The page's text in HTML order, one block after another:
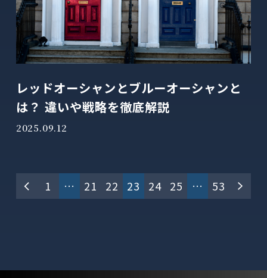
レッドオーシャンとブルーオーシャンと
は？ 違いや戦略を徹底解説
2025.09.12
投
ー
1 … 21 22 23 24 25 … 53